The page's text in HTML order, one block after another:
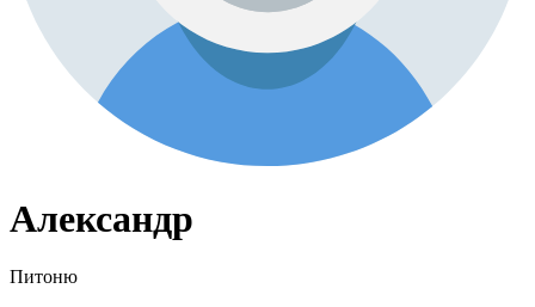
Александр
Питоню